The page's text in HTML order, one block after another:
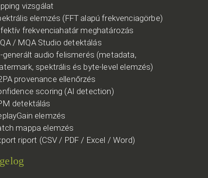
vizsgálat
elemzés (FFT alapú frekvenciagörbe)
frekvenciahatár meghatározás
/ MQA Studio detektálás
generált audio felismerés (metadata,
spektrális és byte-level elemzés)
provenance ellenőrzés
scoring (AI detection)
detektálás
elemzés
mappa elemzés
riport (CSV / PDF / Excel / Word)